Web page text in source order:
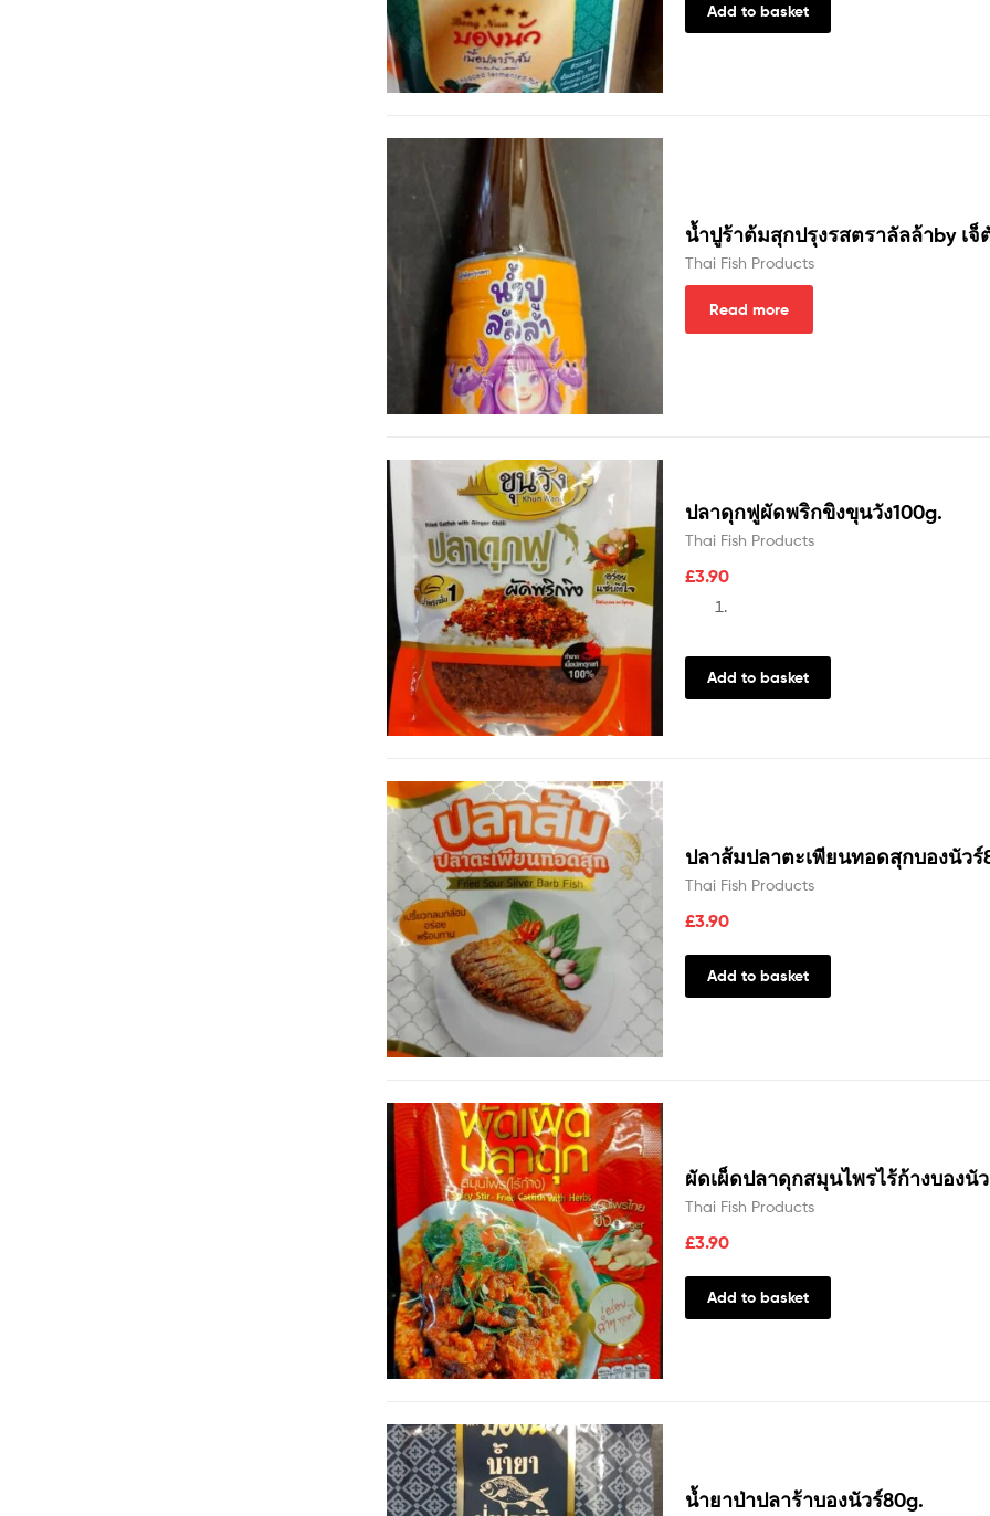
Add to basket
น้ำปูร้าต้มสุกปรุงรสตราลัลล้าby เจ็
Thai Fish Products
Read more
ปลาดุกฟูผัดพริกขิงขุนวัง100g.
Thai Fish Products
£3.90
Add to basket
ปลาส้มปลาตะเพียนทอดสุกบองนัวร์
Thai Fish Products
£3.90
Add to basket
ผัดเผ็ดปลาดุกสมุนไพรไร้ก้างบองนั
Thai Fish Products
£3.90
Add to basket
น้ำยาป่าปลาร้าบองนัวร์80g.